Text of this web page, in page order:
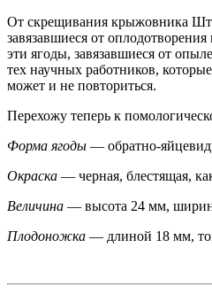
От скрещивания крыжовника
завязавшиеся от
эти ягоды, завязавшиеся от
тех научных работников,
может и не повториться.
Перехожу теперь к
Форма ягоды — обратно-
Окраска — черная, блестящая,
Величина — высота 24 мм,
Плодоножка — длиной 18 мм,